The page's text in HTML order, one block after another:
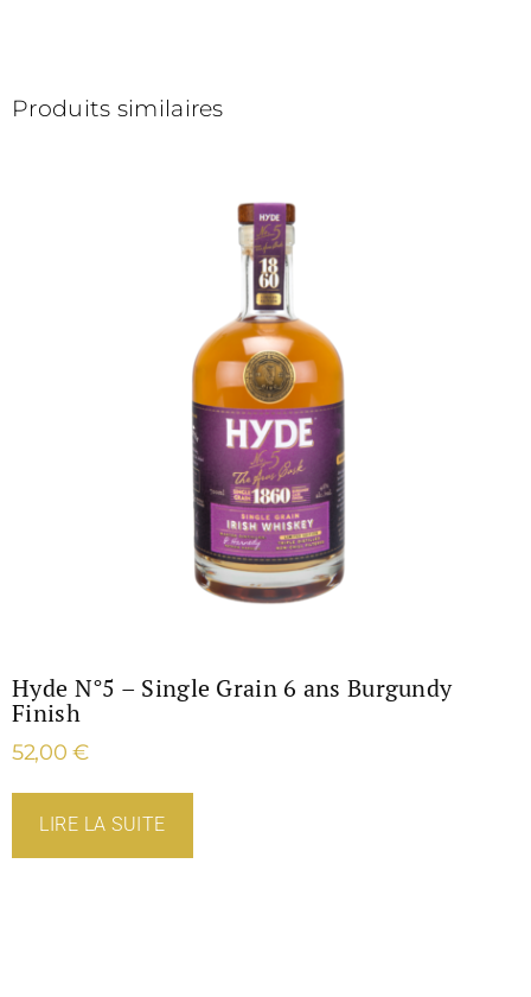
Produits similaires
Hyde N°5 – Single Grain 6 ans Burgundy
Finish
52,00€
LIRE LA SUITE